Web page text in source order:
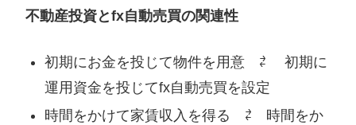
不動産投資とfx自動売買の関連性
初期にお金を投じて物件を用意 ⇄ 初期に
運用資金を投じてfx自動売買を設定
時間をかけて家賃収入を得る ⇄ 時間をか